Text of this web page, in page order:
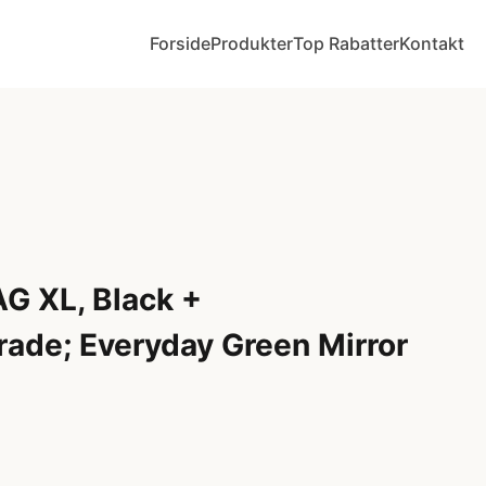
ForsideProdukterTop RabatterKontakt
XL, Black +
Everyday Green Mirror